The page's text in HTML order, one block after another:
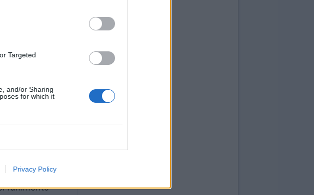
Targeted
and/or Sharing
for which it
Privacy Policy
da quello di
di
fallimento